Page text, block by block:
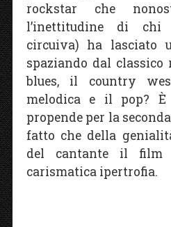
rockstar che
l’inettitudine di
circuiva) ha lasciato
spaziando dal
blues, il country
melodica e il pop?
propende per la
fatto che della
del cantante il film
carismatica ipertrofia.